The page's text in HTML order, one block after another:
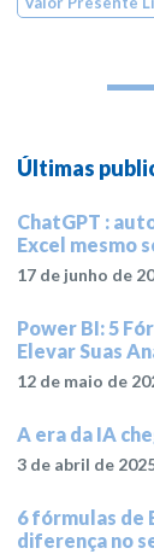
Últimas
ChatGPT :
Excel mesmo
17 de junho de
Power BI: 5
Elevar Suas
12 de maio de
A era da IA
3 de abril de
6 fórmulas de
diferença no